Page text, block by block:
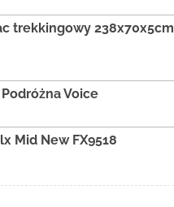
trekkingowy 238x70x5cm
Voice
Mid New FX9518